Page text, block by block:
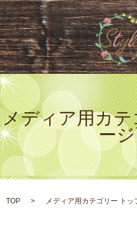
メディア用カ
ー
TOP メディア用カテゴリー トッ